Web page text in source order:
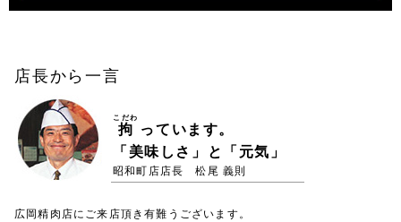
店長から一言
拘
こだわ
っています。
「美味しさ」と「元気」
昭和町店店長 松尾 義則
広岡精肉店にご来店頂き有難うございます。